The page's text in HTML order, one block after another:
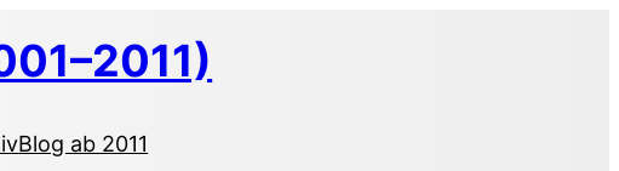
Blog ab 2011